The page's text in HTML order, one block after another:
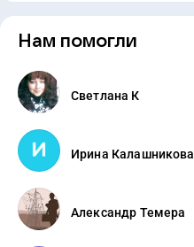
Нам помогли
Светлана К
Ирина Калашникова
Александр Темера